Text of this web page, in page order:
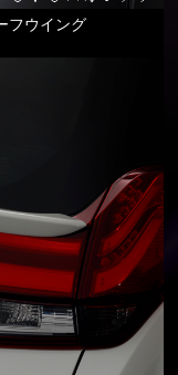
フウイング